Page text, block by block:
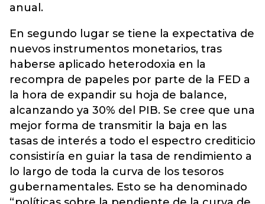
anual.
En segundo lugar se tiene la expectativa de
nuevos instrumentos monetarios, tras
haberse aplicado heterodoxia en la
recompra de papeles por parte de la FED a
la hora de expandir su hoja de balance,
alcanzando ya 30% del PIB. Se cree que una
mejor forma de transmitir la baja en las
tasas de interés a todo el espectro crediticio
consistiría en guiar la tasa de rendimiento a
lo largo de toda la curva de los tesoros
gubernamentales. Esto se ha denominado